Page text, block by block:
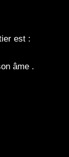
est :
âme .